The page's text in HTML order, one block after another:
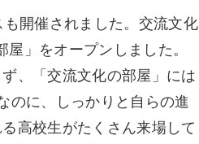
開催されました。交流文化
」をオープンしました。
、「交流文化の部屋」には
のに、しっかりと自らの進
高校生がたくさん来場して